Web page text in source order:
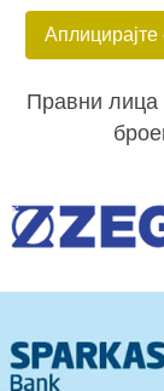
Аплицирајте
Правни лица